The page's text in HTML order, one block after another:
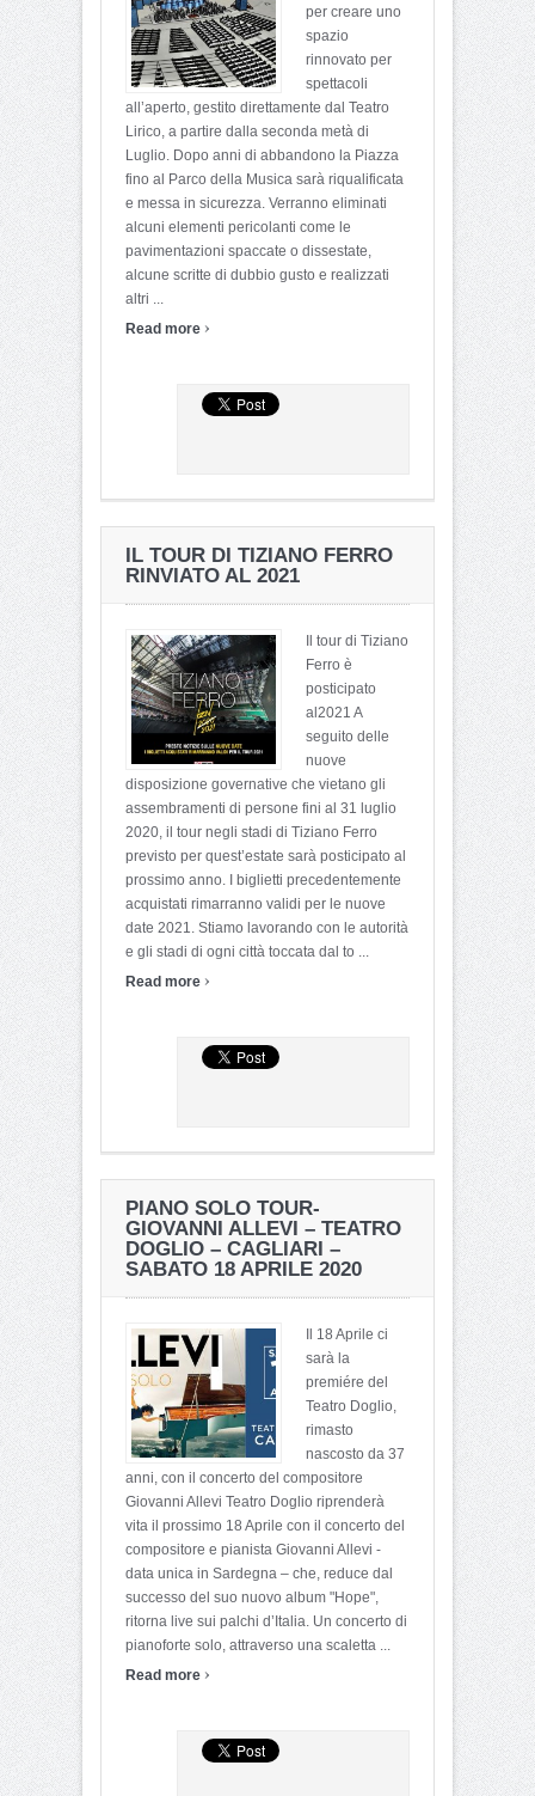
per creare uno
spazio
rinnovato per
spettacoli
all’aperto, gestito direttamente dal Teatro
Lirico, a partire dalla seconda metà di
Luglio. Dopo anni di abbandono la Piazza
fino al Parco della Musica sarà riqualificata
e messa in sicurezza. Verranno eliminati
alcuni elementi pericolanti come le
pavimentazioni spaccate o dissestate,
alcune scritte di dubbio gusto e realizzati
altri ...
Read more ›
IL TOUR DI TIZIANO FERRO
RINVIATO AL 2021
Il tour di Tiziano
Ferro è
posticipato
al2021 A
seguito delle
nuove
disposizione governative che vietano gli
assembramenti di persone fini al 31 luglio
2020, il tour negli stadi di Tiziano Ferro
previsto per quest’estate sarà posticipato al
prossimo anno. I biglietti precedentemente
acquistati rimarranno validi per le nuove
date 2021. Stiamo lavorando con le autorità
e gli stadi di ogni città toccata dal to ...
Read more ›
PIANO SOLO TOUR-
GIOVANNI ALLEVI – TEATRO
DOGLIO – CAGLIARI –
SABATO 18 APRILE 2020
Il 18 Aprile ci
sarà la
premiére del
Teatro Doglio,
rimasto
nascosto da 37
anni, con il concerto del compositore
Giovanni Allevi Teatro Doglio riprenderà
vita il prossimo 18 Aprile con il concerto del
compositore e pianista Giovanni Allevi -
data unica in Sardegna – che, reduce dal
successo del suo nuovo album "Hope",
ritorna live sui palchi d’Italia. Un concerto di
pianoforte solo, attraverso una scaletta ...
Read more ›